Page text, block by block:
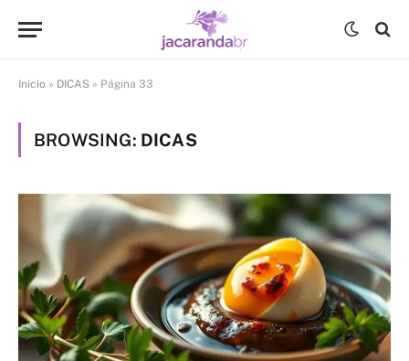
Início » DICAS » Página 33
BROWSING: DICAS